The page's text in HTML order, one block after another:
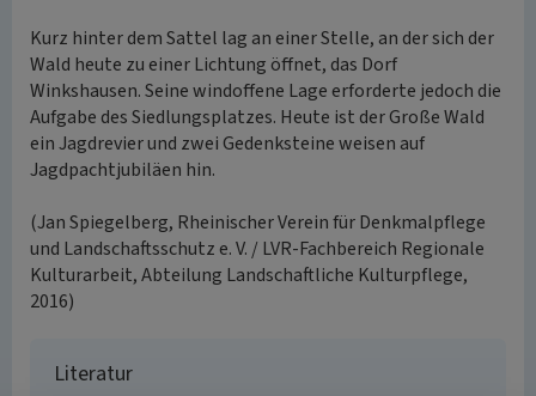
Kurz hinter dem Sattel lag an einer Stelle, an der sich der
Wald heute zu einer Lichtung öffnet, das Dorf
Winkshausen. Seine windoffene Lage erforderte jedoch die
Aufgabe des Siedlungsplatzes. Heute ist der Große Wald
ein Jagdrevier und zwei Gedenksteine weisen auf
Jagdpachtjubiläen hin.
(Jan Spiegelberg, Rheinischer Verein für Denkmalpflege
und Landschaftsschutz e. V. / LVR-Fachbereich Regionale
Kulturarbeit, Abteilung Landschaftliche Kulturpflege,
2016)
Literatur